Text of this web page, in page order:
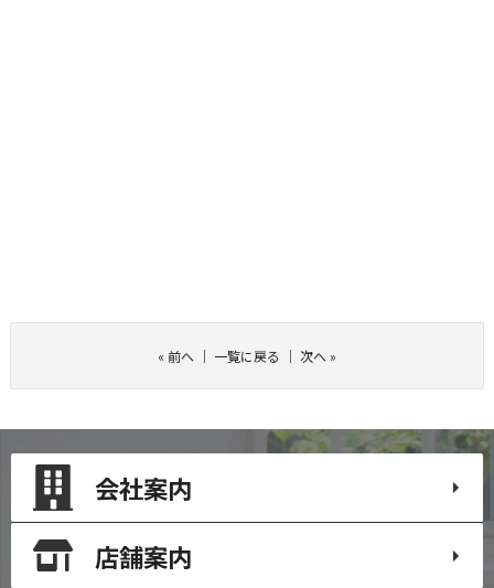
« 前へ｜ 一覧に戻る ｜ 次へ»
会社案内
店舗案内